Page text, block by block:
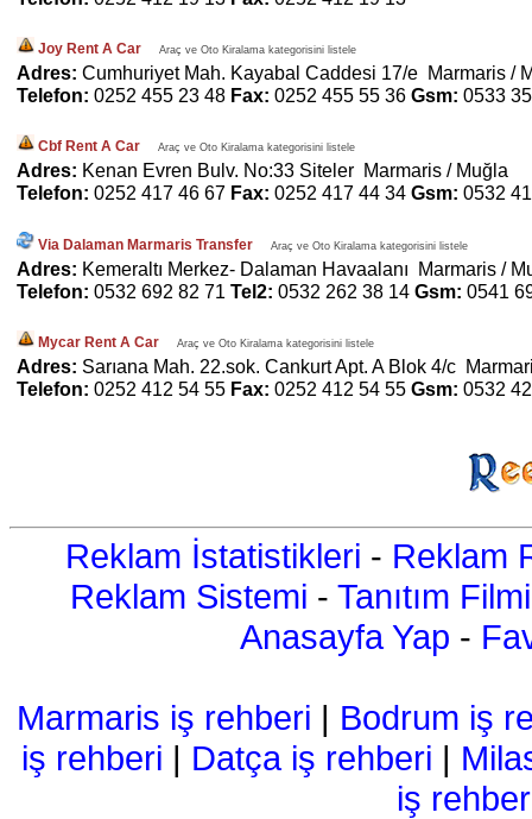
Joy Rent A Car Araç ve Oto Kiralama kategorisini listele
Adres: Cumhuriyet Mah. Kayabal Caddesi 17/e Marmaris /
Telefon: 0252 455 23 48 Fax: 0252 455 55 36 Gsm: 0533
Cbf Rent A Car Araç ve Oto Kiralama kategorisini listele
Adres: Kenan Evren Bulv. No:33 Siteler Marmaris / Muğla
Telefon: 0252 417 46 67 Fax: 0252 417 44 34 Gsm: 0532
Via Dalaman Marmaris Transfer Araç ve Oto Kiralama kategorisini listele
Adres: Kemeraltı Merkez- Dalaman Havaalanı Marmaris /
Telefon: 0532 692 82 71 Tel2: 0532 262 38 14 Gsm: 0541
Mycar Rent A Car Araç ve Oto Kiralama kategorisini listele
Adres: Sarıana Mah. 22.sok. Cankurt Apt. A Blok 4/c
Telefon: 0252 412 54 55 Fax: 0252 412 54 55 Gsm: 0532
Reklam İstatistikleri - Reklam
Reklam Sistemi - Tanıtım Filmi
Anasayfa Yap -
Marmaris iş rehberi | Bodrum iş
iş rehberi | Datça iş rehberi |
iş